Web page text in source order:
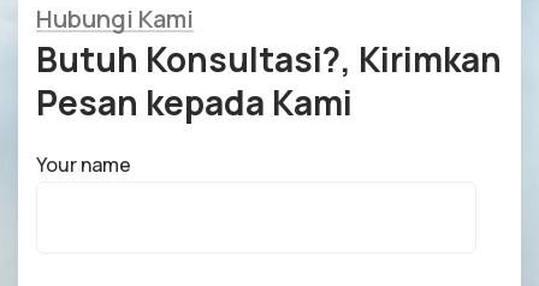
Hubungi Kami
Butuh Konsultasi?, Kirimkan
Pesan kepada Kami
Your name